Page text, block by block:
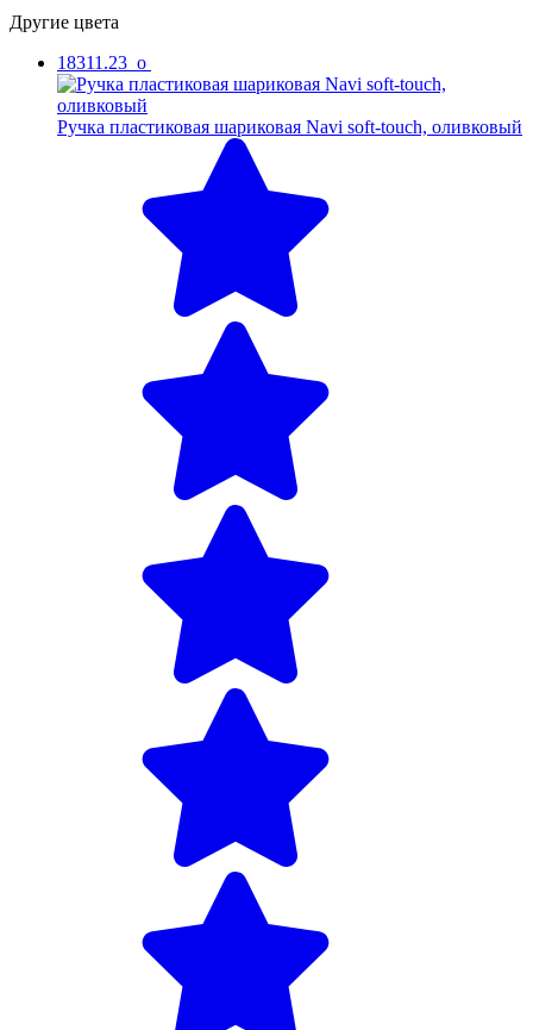
Другие цвета
18311.23_o
Ручка пластиковая шариковая Navi soft-touch, оливковый